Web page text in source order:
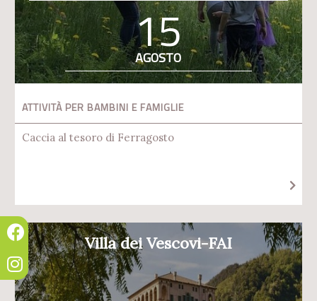
15
AGOSTO
ATTIVITÀ PER BAMBINI E FAMIGLIE
Caccia al tesoro di Ferragosto
Villa dei Vescovi-FAI